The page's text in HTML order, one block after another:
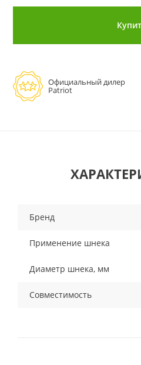
Официальный дилер
Patriot
Бренд
Применение шнека
Диаметр шнека, мм
Совместимость